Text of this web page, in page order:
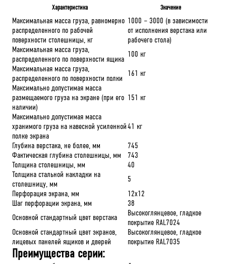
Характеристика Значение
Максимальная масса груза, равномерно
распределенного по рабочей
поверхности столешницы, кг
1000 – 3000 (в зависимости
от исполнения верстака или
рабочего стола)
Максимальная масса груза,
распределенного по поверхности ящика
100 кг
Максимальная масса груза,
распределенного по поверхности полки
161 кг
Максимально допустимая масса
размещаемого груза на экране (при его
наличии)
151 кг
Максимально допустимая масса
хранимого груза на навесной усиленной
полке экрана
41 кг
Глубина верстака, не более, мм
745
Фактическая глубина столешницы, мм
743
Толщина столешницы, мм
40
Толщина стальной накладки на
столешницу, мм
5
Перфорация экрана, мм
12х12
Шаг перфорации экрана, мм
38
Основной стандартный цвет верстака
Высокоглянцевое, гладкое
покрытие RAL7024
Основной стандартный цвет экранов,
лицевых панелей ящиков и дверей
Высокоглянцевое, гладкое
покрытие RAL7035
Преимущества серии: